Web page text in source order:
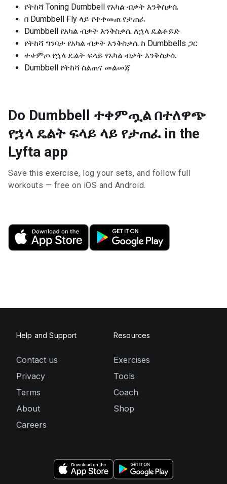
የትከሻ Toning Dumbbell የአካል ብቃት እንቅስቃሴ
በ Dumbbell Fly ላይ የተቀመጠ የታጠፈ
Dumbbell የአካል ብቃት እንቅስቃሴ ለኋላ ዴልቶይድ
የትከሻ ግንባታ የአካል ብቃት እንቅስቃሴ ከ Dumbbells ጋር
ተቀምጦ የኋላ ዴልት ፍላይ የአካል ብቃት እንቅስቃሴ
Dumbbell የትከሻ ስልጠና መልመጃ
Do Dumbbell ተቀምጧል በተለዋጭ
የኋላ ዴልት ፍላይ ላይ የታጠፈ in the
Lyfta app
Save this exercise, log your sets, and follow full
workouts — free on iOS and Android.
Help and Support
Contact us
Privacy
Terms
About
Careers
Resources
Exercises
Tools
Coach
Shop